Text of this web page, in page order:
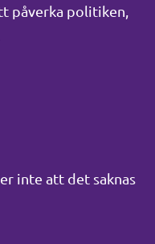
påverka politiken,
inte att det saknas